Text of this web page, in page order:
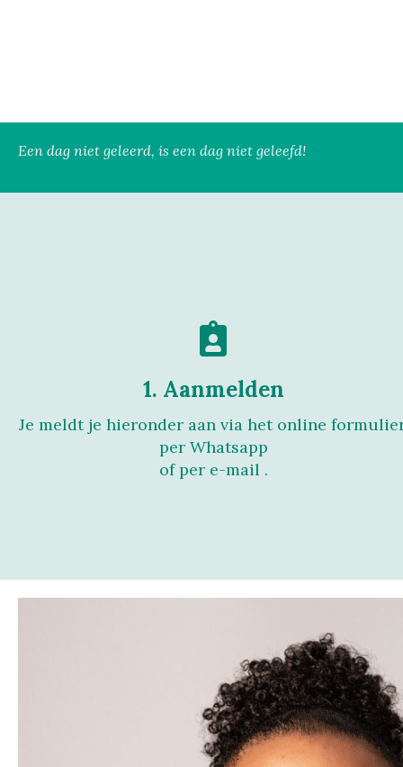
Een dag niet geleerd, is een dag niet geleefd!
1. Aanmelden
Je meldt je hieronder aan via het online
per Whatsapp
of per e-mail .